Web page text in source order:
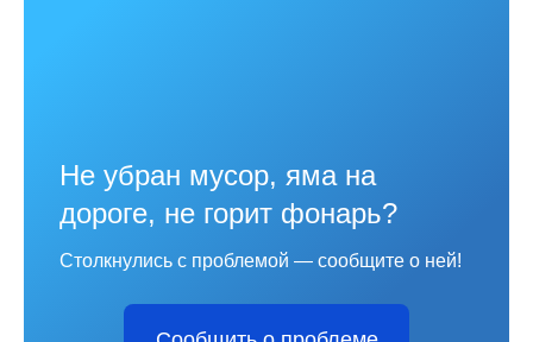
Не убран мусор, яма на
дороге, не горит фонарь?
Столкнулись с проблемой — сообщите о ней!